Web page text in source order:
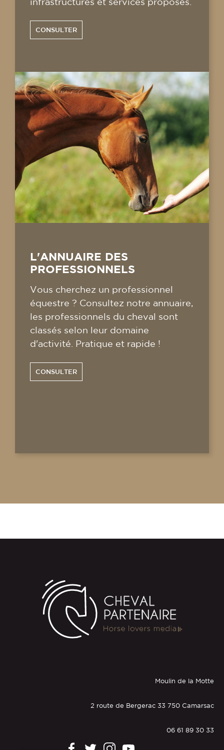
CONSULTER
L'ANNUAIRE DES
PROFESSIONNELS
Vous cherchez un professionnel
équestre ? Consultez notre annuaire,
les professionnels du cheval sont
classés selon leur domaine
d'activité. Pratique et rapide !
CONSULTER
Moulin de la Motte
2 route de Bergerac 33 750 Camarsac
06 61 89 30 33